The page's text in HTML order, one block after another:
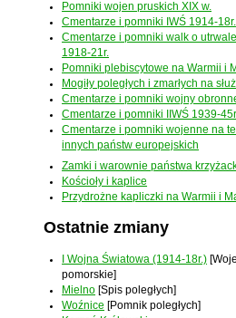
Pomniki wojen pruskich XIX w.
Cmentarze i pomniki IWŚ 1914-18r.
Cmentarze i pomniki walk o
1918-21r.
Pomniki plebiscytowe na Warmii i
Mogiły poległych i zmarłych na
Cmentarze i pomniki wojny
Cmentarze i pomniki IIWŚ 1939-45r.
Cmentarze i pomniki wojenne na
innych państw europejskich
Zamki i warownie państwa
Kościoły i kaplice
Przydrożne kapliczki na Warmii i
Ostatnie zmiany
I Wojna Światowa (1914-18r.)
pomorskie]
Mielno [Spis poległych]
Woźnice [Pomnik poległych]